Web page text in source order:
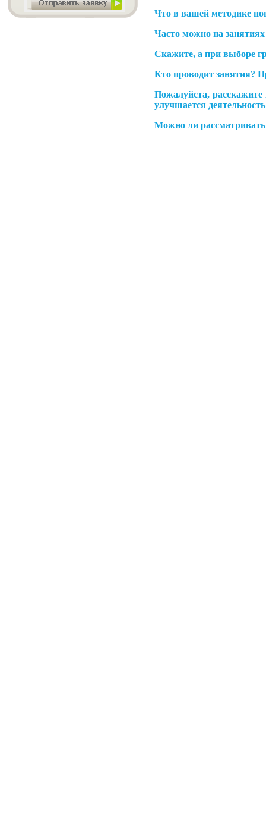
Что в вашей методике
Часто можно на
Скажите, а при выборе
Кто проводит занятия?
Пожалуйста,
улучшается
Можно ли